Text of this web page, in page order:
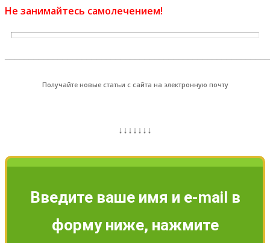
Не занимайтесь самолечением!
Получайте новые статьи с сайта на электронную почту
↓↓↓↓↓↓↓
Введите ваше имя и e-mail в
форму ниже, нажмите